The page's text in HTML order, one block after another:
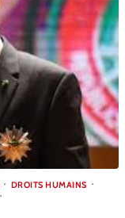
DROITS HUMAINS